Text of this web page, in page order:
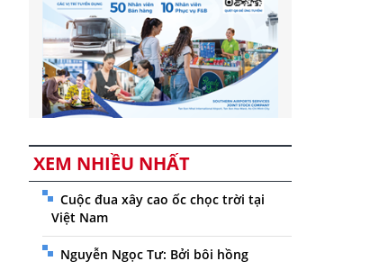
XEM NHIỀU NHẤT
Cuộc đua xây cao ốc chọc trời tại
Việt Nam
Nguyễn Ngọc Tư: Bởi bôi hồng